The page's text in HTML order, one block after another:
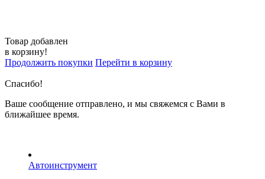
Товар добавлен
в корзину!
Продолжить покупки Перейти в корзину
Спасибо!
Ваше сообщение отправлено, и мы свяжемся с Вами в
ближайшее время.
Автоинструмент